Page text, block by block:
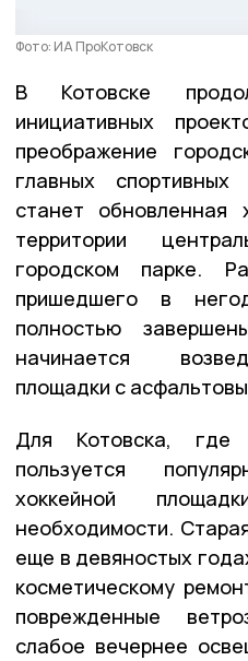
Фото: ИА ПроКотовск
В Котовске
инициативных
преображение
главных
станет обновленная
территории
городском парке.
пришедшего в
полностью
начинается
площадки с
Для Котовска, где
пользуется
хоккейной
необходимости.
еще в девяностых
косметическому
поврежденные
слабое вечернее